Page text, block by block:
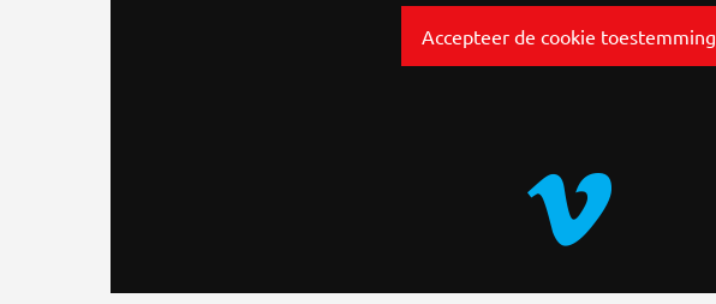
Accepteer de cookie toestemming